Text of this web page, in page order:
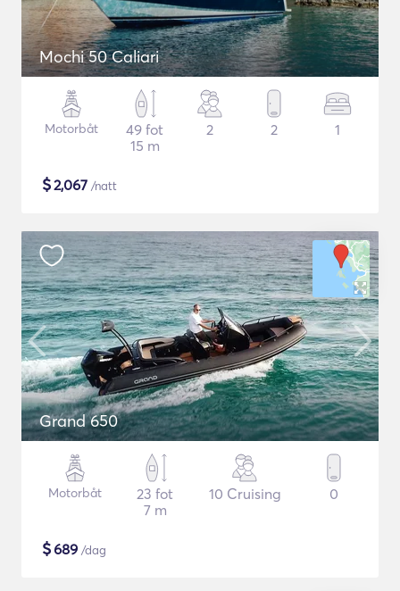
Mochi 50 Caliari
Motorbåt
49 fot
15 m
2 2 1
$2,067 /natt
Grand 650
Motorbåt
23 fot
7 m
10 Cruising 0
$689 /dag